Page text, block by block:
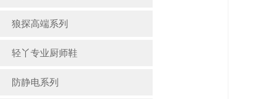
狼探高端系列
轻丫专业厨师鞋
防静电系列